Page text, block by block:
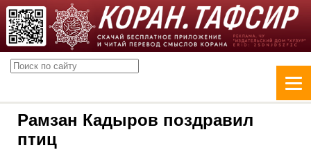
Рамзан Кадыров поздравил
птиц